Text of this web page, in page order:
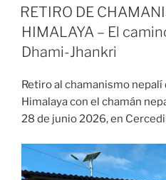
EL
RETIRO DE
HIMALAYA – El
Dhami-Jhankri
Retiro al chamanismo
Himalaya con el chamán
28 de junio 2026, en